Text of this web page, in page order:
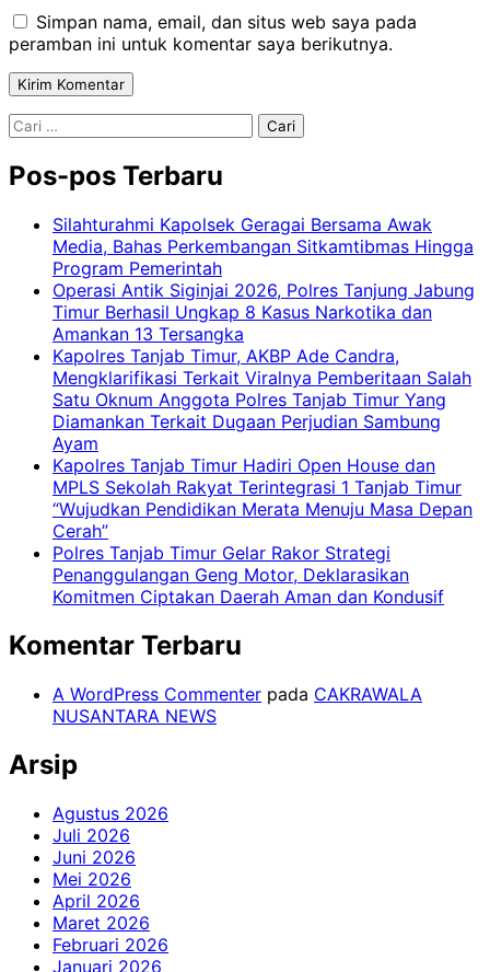
Simpan nama, email, dan situs web saya pada
peramban ini untuk komentar saya berikutnya.
Cari
Pos-pos Terbaru
Silahturahmi Kapolsek Geragai Bersama Awak
Media, Bahas Perkembangan Sitkamtibmas Hingga
Program Pemerintah
Operasi Antik Siginjai 2026, Polres Tanjung Jabung
Timur Berhasil Ungkap 8 Kasus Narkotika dan
Amankan 13 Tersangka
Kapolres Tanjab Timur, AKBP Ade Candra,
Mengklarifikasi Terkait Viralnya Pemberitaan Salah
Satu Oknum Anggota Polres Tanjab Timur Yang
Diamankan Terkait Dugaan Perjudian Sambung
Ayam
Kapolres Tanjab Timur Hadiri Open House dan
MPLS Sekolah Rakyat Terintegrasi 1 Tanjab Timur
“Wujudkan Pendidikan Merata Menuju Masa Depan
Cerah”
Polres Tanjab Timur Gelar Rakor Strategi
Penanggulangan Geng Motor, Deklarasikan
Komitmen Ciptakan Daerah Aman dan Kondusif
Komentar Terbaru
A WordPress Commenter pada CAKRAWALA
NUSANTARA NEWS
Arsip
Agustus 2026
Juli 2026
Juni 2026
Mei 2026
April 2026
Maret 2026
Februari 2026
Januari 2026